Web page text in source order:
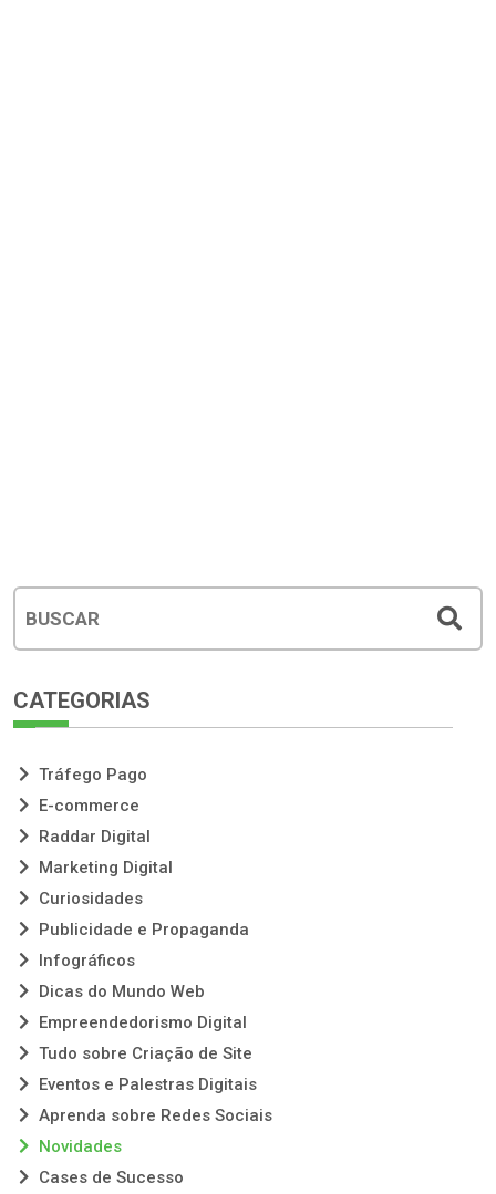
CATEGORIAS
Tráfego Pago
E-commerce
Raddar Digital
Marketing Digital
Curiosidades
Publicidade e Propaganda
Infográficos
Dicas do Mundo Web
Empreendedorismo Digital
Tudo sobre Criação de Site
Eventos e Palestras Digitais
Aprenda sobre Redes Sociais
Novidades
Cases de Sucesso